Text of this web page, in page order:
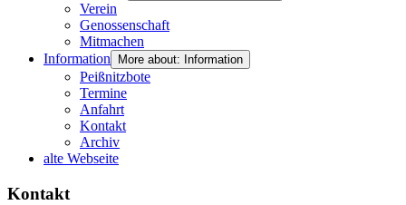
Verein
Genossenschaft
Mitmachen
Information
More about: Information
Peißnitzbote
Termine
Anfahrt
Kontakt
Archiv
alte Webseite
Kontakt